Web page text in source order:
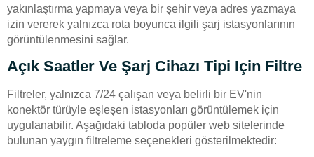
yakınlaştırma yapmaya veya bir şehir veya adres yazmaya
izin vererek yalnızca rota boyunca ilgili şarj istasyonlarının
görüntülenmesini sağlar.
Açık Saatler Ve Şarj Cihazı Tipi Için Filtre
Filtreler, yalnızca 7/24 çalışan veya belirli bir EV'nin
konektör türüyle eşleşen istasyonları görüntülemek için
uygulanabilir. Aşağıdaki tabloda popüler web sitelerinde
bulunan yaygın filtreleme seçenekleri gösterilmektedir: